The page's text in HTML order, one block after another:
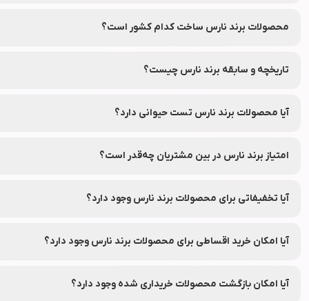
دارو فعالیت می‌کند.
محصولات برند نارس ساخت کدام کشور است؟
تاریخچه و سابقه برند نارس چیست؟
آیا محصولات برند نارس تست حیوانی دارد؟
امتیاز برند نارس در بین مشتریان چه‌قدر است؟
آیا تخفیفاتی برای محصولات برند نارس وجود دارد؟
آیا امکان خرید اقساطی برای محصولات برند نارس وجود دارد؟
آیا امکان بازگشت محصولات خریداری شده وجود دارد؟